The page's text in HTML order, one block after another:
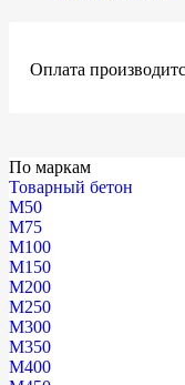
Оплата
По маркам
Товарный бетон
М50
М75
М100
М150
М200
М250
М300
М350
М400